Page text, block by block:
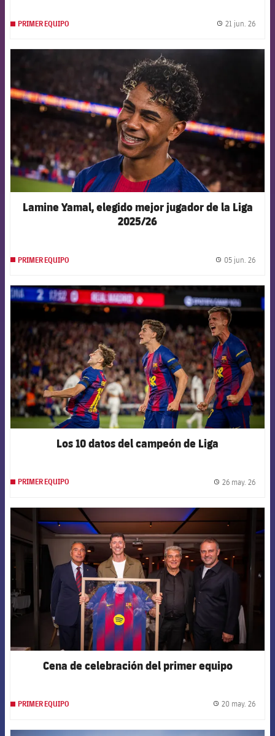
PRIMER EQUIPO 21 jun. 26
FCB Barcelona badge
Lamine Yamal, elegido mejor jugador de la Liga
2025/26
PRIMER EQUIPO 05 jun. 26
FCB Barcelona badge
Los 10 datos del campeón de Liga
PRIMER EQUIPO 26 may. 26
FCB Barcelona badge
Cena de celebración del primer equipo
PRIMER EQUIPO 20 may. 26